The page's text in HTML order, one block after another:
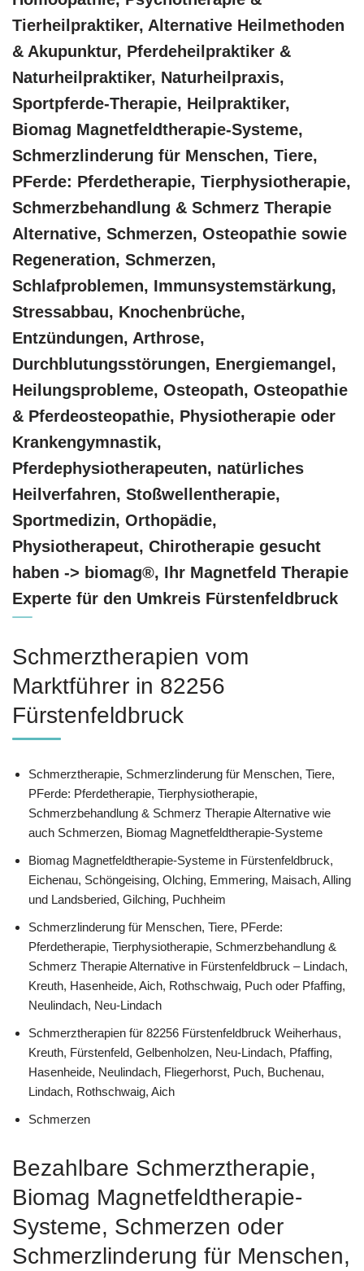
‎Tierheilpraktiker, Alternative Heilmethoden
& Akupunktur, Pferdeheilpraktiker &
Naturheilpraktiker, Naturheilpraxis,
Sportpferde-Therapie, Heilpraktiker,
Biomag Magnetfeldtherapie-Systeme,
Schmerzlinderung für Menschen, Tiere,
PFerde: Pferdetherapie, Tierphysiotherapie,
Schmerzbehandlung & Schmerz Therapie
Alternative, Schmerzen, Osteopathie sowie
Regeneration, Schmerzen,
Schlafproblemen, Immunsystemstärkung,
Stressabbau, Knochenbrüche,
Entzündungen, Arthrose,
Durchblutungsstörungen, Energiemangel,
Heilungsprobleme, Osteopath, Osteopathie
& Pferdeosteopathie, Physiotherapie oder
Krankengymnastik,
Pferdephysiotherapeuten, natürliches
Heilverfahren, Stoßwellentherapie,
Sportmedizin, Orthopädie,
Physiotherapeut, Chirotherapie gesucht
haben -> biomag®, Ihr Magnetfeld Therapie
Experte für den Umkreis Fürstenfeldbruck
Schmerztherapien vom
Marktführer in 82256
Fürstenfeldbruck
Schmerztherapie, Schmerzlinderung für Menschen, Tiere,
PFerde: Pferdetherapie, Tierphysiotherapie,
Schmerzbehandlung & Schmerz Therapie Alternative wie
auch Schmerzen, Biomag Magnetfeldtherapie-Systeme
Biomag Magnetfeldtherapie-Systeme in Fürstenfeldbruck,
Eichenau, Schöngeising, Olching, Emmering, Maisach, Alling
und Landsberied, Gilching, Puchheim
Schmerzlinderung für Menschen, Tiere, PFerde:
Pferdetherapie, Tierphysiotherapie, Schmerzbehandlung &
Schmerz Therapie Alternative in Fürstenfeldbruck – Lindach,
Kreuth, Hasenheide, Aich, Rothschwaig, Puch oder Pfaffing,
Neulindach, Neu-Lindach
Schmerztherapien für 82256 Fürstenfeldbruck Weiherhaus,
Kreuth, Fürstenfeld, Gelbenholzen, Neu-Lindach, Pfaffing,
Hasenheide, Neulindach, Fliegerhorst, Puch, Buchenau,
Lindach, Rothschwaig, Aich
Schmerzen
Bezahlbare Schmerztherapie,
Biomag Magnetfeldtherapie-
Systeme, Schmerzen oder
Schmerzlinderung für Menschen,